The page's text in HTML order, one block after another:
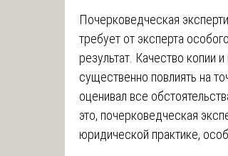
Почерковедческая
требует от эксперта
результат. Качество копии
существенно повлиять на
оценивал все
это, почерковедческая
юридической практике,